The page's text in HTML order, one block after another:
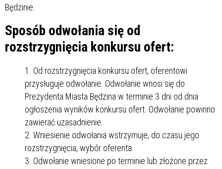
Będzinie.
Sposób odwołania się od
rozstrzygnięcia konkursu ofert:
Od rozstrzygnięcia konkursu ofert, oferentowi
przysługuje odwołanie. Odwołanie wnosi się do
Prezydenta Miasta Będzina w terminie 3 dni od dnia
ogłoszenia wyników konkursu ofert. Odwołanie powinno
zawierać uzasadnienie.
Wniesienie odwołania wstrzymuje, do czasu jego
rozstrzygnięcia, wybór oferenta.
Odwołanie wniesione po terminie lub złożone przez